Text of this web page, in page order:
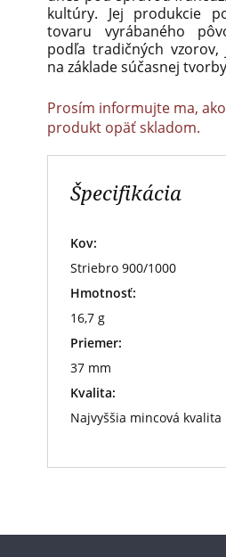
kultúry. Jej produkcie
tovaru vyrábaného
podľa tradičných vzorov,
na základe súčasnej
Prosím informujte ma,
produkt opäť skladom.
Špecifikácia
Kov:
Striebro 900/1000
Hmotnosť:
16,7 g
Priemer:
37 mm
Kvalita:
Najvyššia mincová kvalita